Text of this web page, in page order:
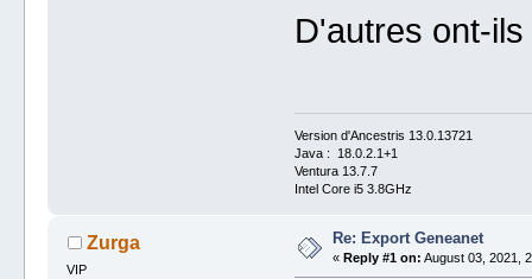
D'autres ont-
Version d'Ancestris 13.0.13721
Java : 18.0.2.1+1
Ventura 13.7.7
Intel Core i5 3.8GHz
Zurga
VIP
Re: Export Geneanet
« Reply #1 on: August 03, 2021,